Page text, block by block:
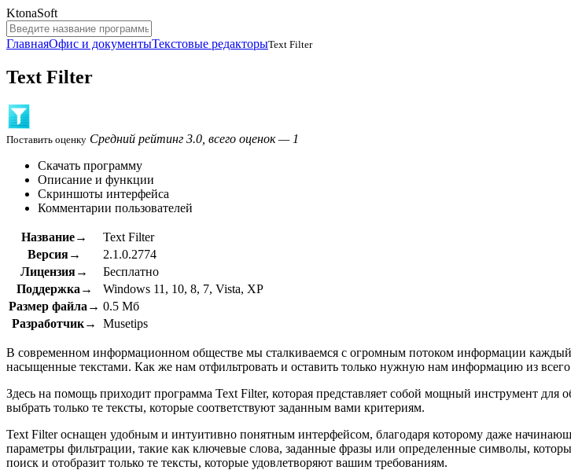
KtonaSoft
ГлавнаяОфис и документыТекстовые редакторыText Filter
Text Filter
Поставить оценку Средний рейтинг 3.0, всего оценок — 1
Скачать программу
Описание и функции
Скриншоты интерфейса
Комментарии пользователей
Название→
Text Filter
Версия→
2.1.0.2774
Лицензия→
Бесплатно
Поддержка→
Windows 11, 10, 8, 7, Vista, XP
Размер файла→ 0.5 Мб
Разработчик→
Musetips
В современном информационном обществе мы сталкиваемся с огромным потоком информации
насыщенные текстами. Как же нам отфильтровать и оставить только нужную нам информацию из всего
Здесь на помощь приходит программа Text Filter, которая представляет собой мощный инструмент
выбрать только те тексты, которые соответствуют заданным вами критериям.
Text Filter оснащен удобным и интуитивно понятным интерфейсом, благодаря которому даже
параметры фильтрации, такие как ключевые слова, заданные фразы или определенные символы,
поиск и отобразит только те тексты, которые удовлетворяют вашим требованиям.